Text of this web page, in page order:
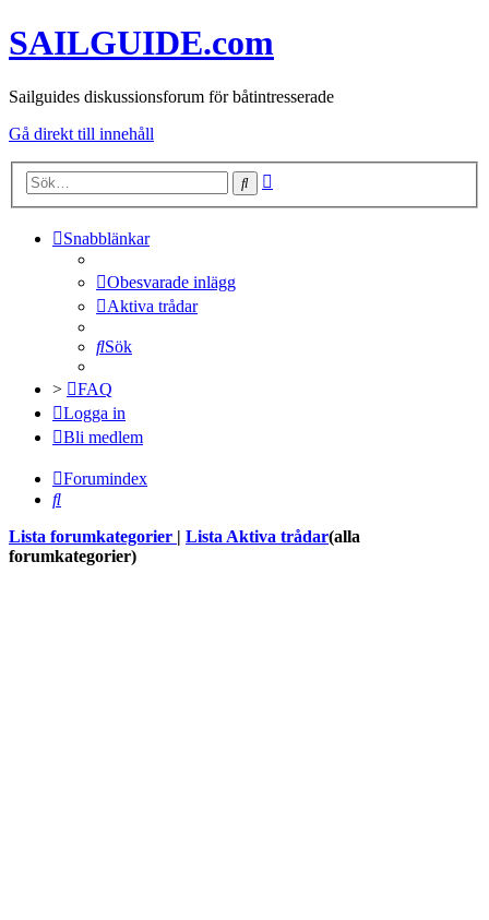
SAILGUIDE.com
Sailguides diskussionsforum för båtintresserade
Gå direkt till innehåll
Sök
Snabblänkar
Obesvarade inlägg
Aktiva trådar
Sök
>
FAQ
Logga in
Bli medlem
Forumindex
Sök
Lista forumkategorier Lista Aktiva trådar(alla
forumkategorier)